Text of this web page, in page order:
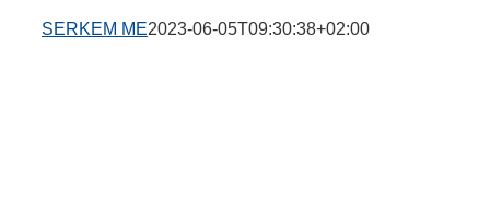
SERKEM ME2023-06-05T09:30:38+02:00